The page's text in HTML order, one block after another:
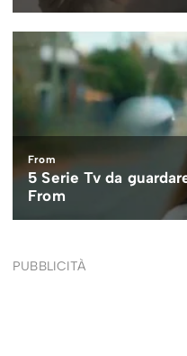
PUBBLICITÀ